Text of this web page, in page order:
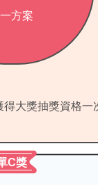
方案
大獎抽獎資格
D獎